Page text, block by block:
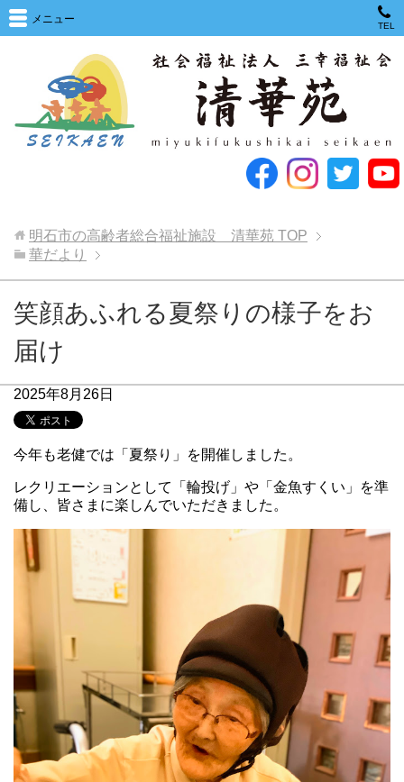
メニュー
TEL
明石市の高齢者総合福祉施設 清華苑 TOP
華だより
笑顔あふれる夏祭りの様子をお
届け
2025年8月26日
今年も老健では「夏祭り」を開催しました。
レクリエーションとして「輪投げ」や「金魚すくい」を準
備し、皆さまに楽しんでいただきました。